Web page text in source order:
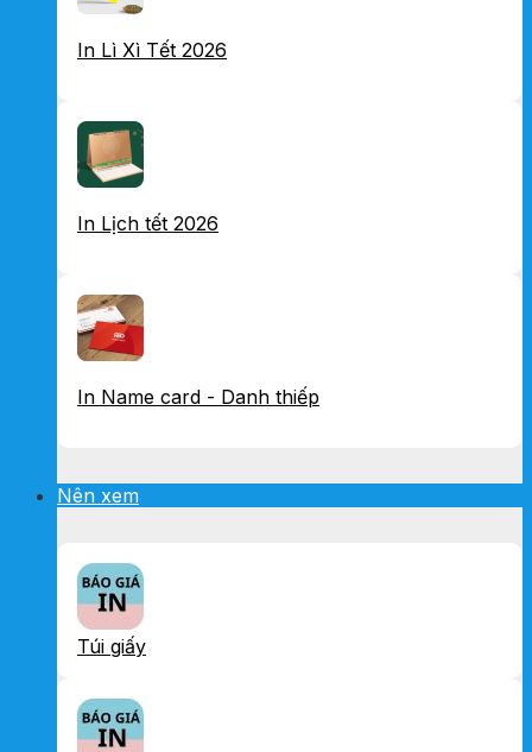
In Lì Xì Tết 2026
In Lịch tết 2026
In Name card - Danh thiếp
Nên xem
Túi giấy